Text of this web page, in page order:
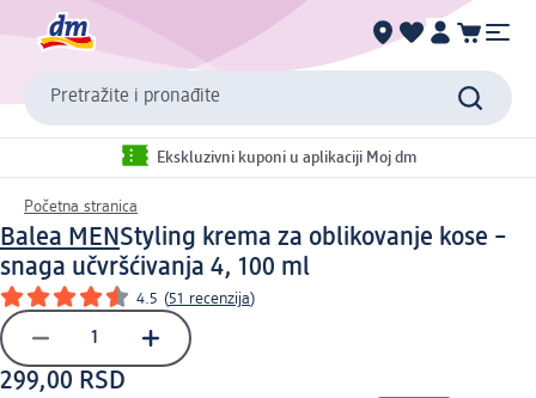
Pretražite i pronađite
Ekskluzivni kuponi u aplikaciji Moj dm
Početna stranica
Balea MENStyling krema za oblikovanje kose –
snaga učvršćivanja 4, 100 ml
4.5 (51 recenzija)
299,00 RSD